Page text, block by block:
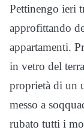
Pettinengo ieri
approfittando
appartamenti.
in vetro del
proprietà di un
messo a
rubato tutti i